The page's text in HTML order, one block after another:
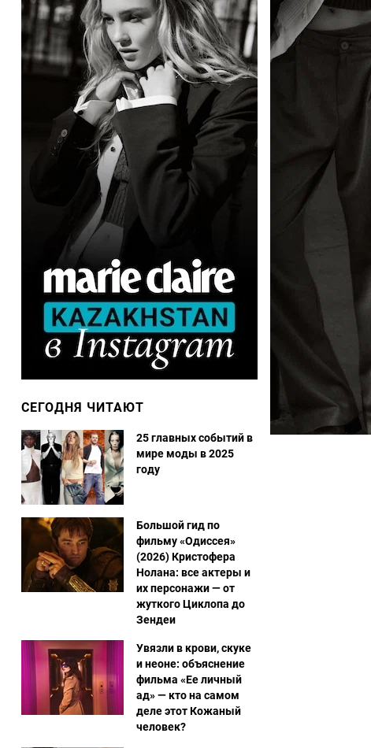
СЕГОДНЯ ЧИТАЮТ
25 главных событий в
мире моды в 2025
году
Большой гид по
фильму «Одиссея»
(2026) Кристофера
Нолана: все актеры и
их персонажи — от
жуткого Циклопа до
Зендеи
Увязли в крови, скуке
и неоне: объяснение
фильма «Ее личный
ад» — кто на самом
деле этот Кожаный
человек?